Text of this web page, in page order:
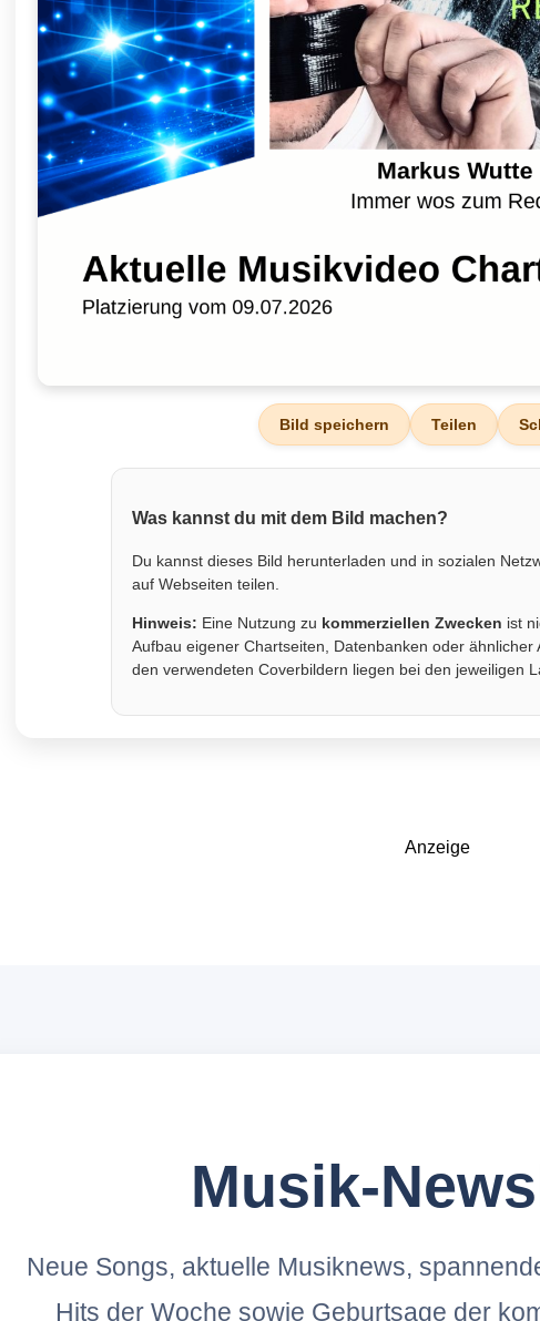
Bild speichern Teilen
Was kannst du mit dem Bild machen?
Du kannst dieses Bild herunterladen und in sozialen
auf Webseiten teilen.
Hinweis: Eine Nutzung zu kommerziellen Zwecken ist
Aufbau eigener Chartseiten, Datenbanken oder ähnlicher
den verwendeten Coverbildern liegen bei den jeweiligen
Anzeige
Musik-
Neue Songs, aktuelle Musiknews,
Hits der Woche sowie Geburtsage der